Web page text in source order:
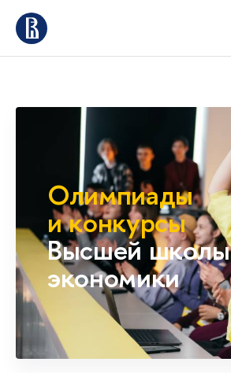
Олимпиады
и конкурсы
Высшей школы
экономики